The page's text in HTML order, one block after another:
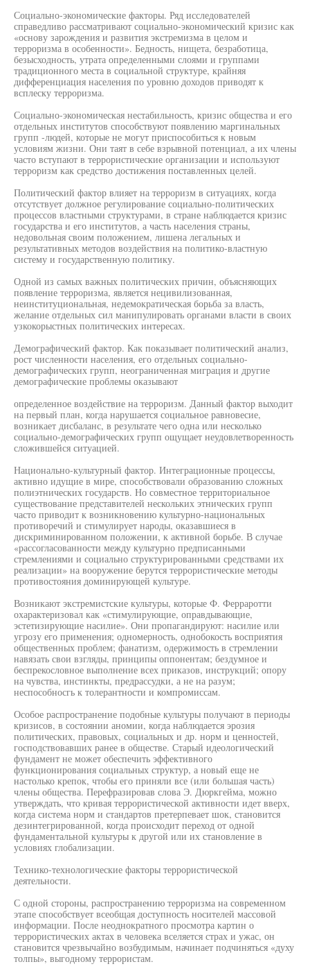
Социально-экономические факторы. Ряд исследователей
справедливо рассматривают социально-экономический кризис как
«основу зарождения и развития экстремизма в целом и
терроризма в особенности». Бедность, нищета, безработица,
безысходность, утрата определенными слоями и группами
традиционного места в социальной структуре, крайняя
дифференциация населения по уровню доходов приводят к
всплеску терроризма.
Социально-экономическая нестабильность, кризис общества и его
отдельных институтов способствуют появлению маргинальных
групп -людей, которые не могут приспособиться к новым
условиям жизни. Они таят в себе взрывной потенциал, а их члены
часто вступают в террористические организации и используют
терроризм как средство достижения поставленных целей.
Политический фактор влияет на терроризм в ситуациях, когда
отсутствует должное регулирование социально-политических
процессов властными структурами, в стране наблюдается кризис
государства и его институтов, а часть населения страны,
недовольная своим положением, лишена легальных и
результативных методов воздействия на политико-властную
систему и государственную политику.
Одной из самых важных политических причин, объясняющих
появление терроризма, является нецивилизованная,
неинституциональная, недемократическая борьба за власть,
желание отдельных сил манипулировать органами власти в своих
узкокорыстных политических интересах.
Демографический фактор. Как показывает политический анализ,
рост численности населения, его отдельных социально-
демографических групп, неограниченная миграция и другие
демографические проблемы оказывают
определенное воздействие на терроризм. Данный фактор выходит
на первый план, когда нарушается социальное равновесие,
возникает дисбаланс, в результате чего одна или несколько
социально-демографических групп ощущает неудовлетворенность
сложившейся ситуацией.
Национально-культурный фактор. Интеграционные процессы,
активно идущие в мире, способствовали образованию сложных
полиэтнических государств. Но совместное территориальное
существование представителей нескольких этнических групп
часто приводит к возникновению культурно-национальных
противоречий и стимулирует народы, оказавшиеся в
дискриминированном положении, к активной борьбе. В случае
«рассогласованности между культурно предписанными
стремлениями и социально структурированными средствами их
реализации» на вооружение берутся террористические методы
противостояния доминирующей культуре.
Возникают экстремистские культуры, которые Ф. Ферраротти
охарактеризовал как «стимулирующие, оправдывающие,
эстетизирующие насилие». Они пропагандируют: насилие или
угрозу его применения; одномерность, однобокость восприятия
общественных проблем; фанатизм, одержимость в стремлении
навязать свои взгляды, принципы оппонентам; бездумное и
беспрекословное выполнение всех приказов, инструкций; опору
на чувства, инстинкты, предрассудки, а не на разум;
неспособносгь к толерантности и компромиссам.
Особое распространение подобные культуры получают в периоды
кризисов, в состоянии аномии, когда наблюдается эрозия
политических, правовых, социальных и др. норм и ценностей,
господствовавших ранее в обществе. Старый идеологический
фундамент не может обеспечить эффективного
функционирования социальных структур, а новый еще не
настолько крепок, чтобы его приняли все (или большая часть)
члены общества. Перефразировав слова Э. Дюркгейма, можно
утверждать, что кривая террористической активности идет вверх,
когда система норм и стандартов претерпевает шок, становится
дезинтегрированной, когда происходит переход от одной
фундаментальной культуры к другой или их становление в
условиях глобализации.
Технико-технологические факторы террористической
деятельности.
С одной стороны, распространению терроризма на современном
этапе способствует всеобщая доступность носителей массовой
информации. После неоднократного просмотра картин о
террористических актах в человека вселяется страх и ужас, он
становится чрезвычайно возбудимым, начинает подчиняться «духу
толпы», выгодному террористам.